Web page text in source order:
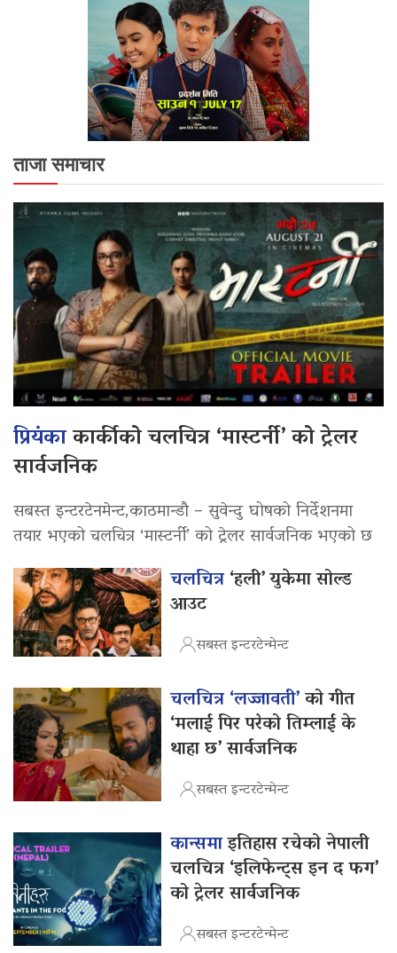
ताजा समाचार
प्रियंकाकार्कीको चलचित्र ‘मास्टर्नी’ को ट्रेलर
सार्वजनिक
सबस्त इन्टरटेनमेन्ट,काठमान्डौ – सुवेन्दु घोषको निर्देशनमा
तयार भएको चलचित्र ‘मास्टर्नी’ को ट्रेलर सार्वजनिक भएको छ
चलचित्र‘हली’ युकेमा सोल्ड
आउट
सबस्त इन्टरटेन्मेन्ट
चलचित्र ‘लज्जावती’को गीत
‘मलाई पिर परेको तिम्लाई के
थाहा छ’ सार्वजनिक
सबस्त इन्टरटेन्मेन्ट
कान्समाइतिहास रचेको नेपाली
चलचित्र ‘इलिफेन्ट्स इन द फग’
को ट्रेलर सार्वजनिक
सबस्त इन्टरटेन्मेन्ट